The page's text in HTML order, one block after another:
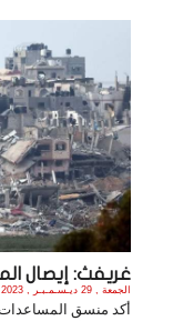
غريفث: إيصال
الجمعة , 29 ديـسـمـبـر , 2023 الساعة 6:00:27 PM
أكد منسق المساعدات